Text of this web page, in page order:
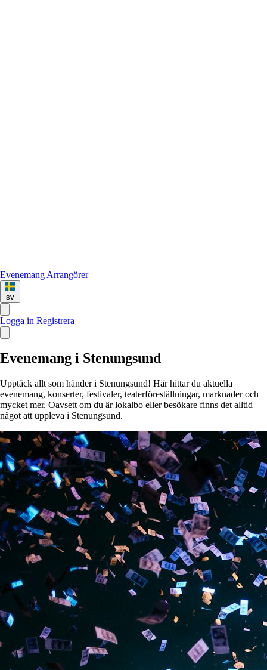
Evenemang Arrangörer
sv
Logga in Registrera
Evenemang i Stenungsund
Upptäck allt som händer i Stenungsund! Här hittar du aktuella
evenemang, konserter, festivaler, teaterföreställningar, marknader och
mycket mer. Oavsett om du är lokalbo eller besökare finns det alltid
något att uppleva i Stenungsund.